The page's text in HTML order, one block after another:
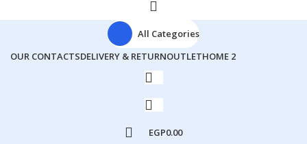
All Categories
OUR CONTACTSDELIVERY & RETURNOUTLETHOME 2
EGP0.00